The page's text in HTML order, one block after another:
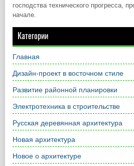
господства технического прогресса,
начале.
Категории
Главная
Дизайн-проект в восточном стиле
Развитие районной планировки
Электротехника в строительстве
Русская деревянная архитектура
Новая архитектура
Новое о архитектуре